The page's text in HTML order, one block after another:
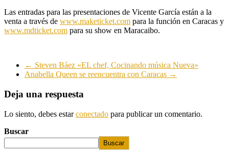
Las entradas para las presentaciones de Vicente García están a la
venta a través de www.maketicket.com para la función en Caracas y
www.mdticket.com para su show en Maracaibo.
← Steven Báez «EL chef, Cocinando música Nueva»
Anabella Queen se reencuentra con Caracas →
Deja una respuesta
Lo siento, debes estarconectado para publicar un comentario.
Buscar
Buscar